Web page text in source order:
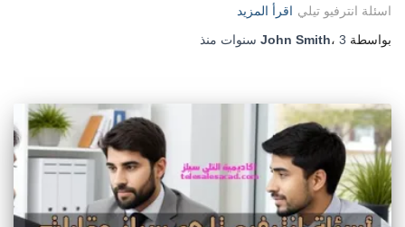
اسئلة انترفيو تيلي اقرأ المزيد
بواسطة
John Smith، 3 سنوات منذ